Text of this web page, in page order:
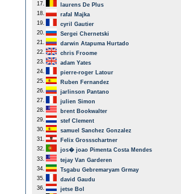
17.
laurens De Plus
18.
rafal Majka
19.
cyril Gautier
20.
Sergei Chernetski
21.
darwin Atapuma Hurtado
22.
chris Froome
23.
adam Yates
24.
pierre-roger Latour
25.
Ruben Fernandez
26.
jarlinson Pantano
27.
julien Simon
28.
brent Bookwalter
29.
stef Clement
30.
samuel Sanchez Gonzalez
31.
Felix Grossschartner
32.
jos� joao Pimenta Costa Mendes
33.
tejay Van Garderen
34.
Tsgabu Gebremaryam Grmay
35.
david Gaudu
36.
jetse Bol